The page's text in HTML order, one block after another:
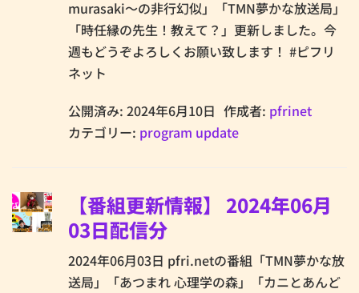
murasaki～の非行幻似」「TMN夢かな放送局」
「時任縁の先生！教えて？」更新しました。今
週もどうぞよろしくお願い致します！ #ピフリ
ネット
公開済み: 2024年6月10日 作成者: pfrinet
カテゴリー: program update
【番組更新情報】 2024年06月
03日配信分
2024年06月03日 pfri.netの番組「TMN夢かな放
送局」「あつまれ 心理学の森」「カニとあんど